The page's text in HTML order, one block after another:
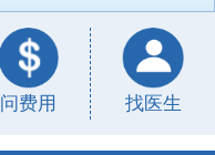
问费用 找医生